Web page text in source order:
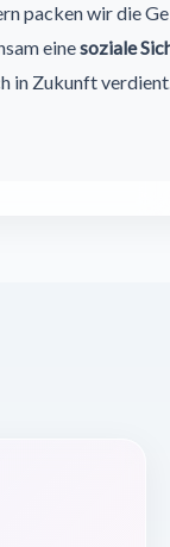
packen wir die
einesoziale
in Zukunft